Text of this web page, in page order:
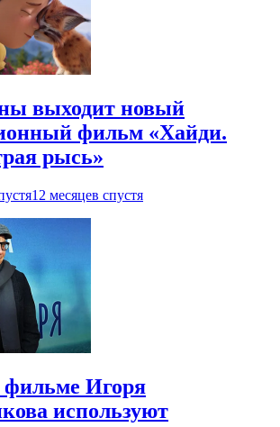
выходит новый
фильм «Хайди.
рысь»
12 месяцев спустя
Игоря
используют